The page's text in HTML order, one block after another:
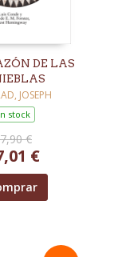
DE LAS
JOSEPH
stock
€
€